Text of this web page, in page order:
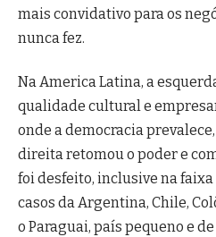
mais convidativo para os
nunca fez.
Na America Latina, a
qualidade cultural e
onde a democracia
direita retomou o poder e
foi desfeito, inclusive na faixa
casos da Argentina, Chile,
o Paraguai, país pequeno e